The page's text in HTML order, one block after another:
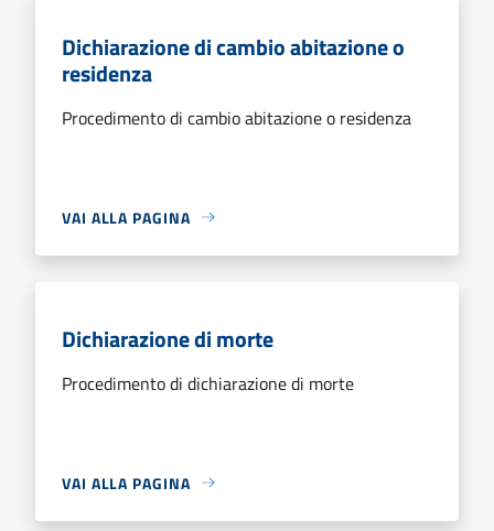
Dichiarazione di cambio abitazione o
residenza
Procedimento di cambio abitazione o residenza
VAI ALLA PAGINA
Dichiarazione di morte
Procedimento di dichiarazione di morte
VAI ALLA PAGINA